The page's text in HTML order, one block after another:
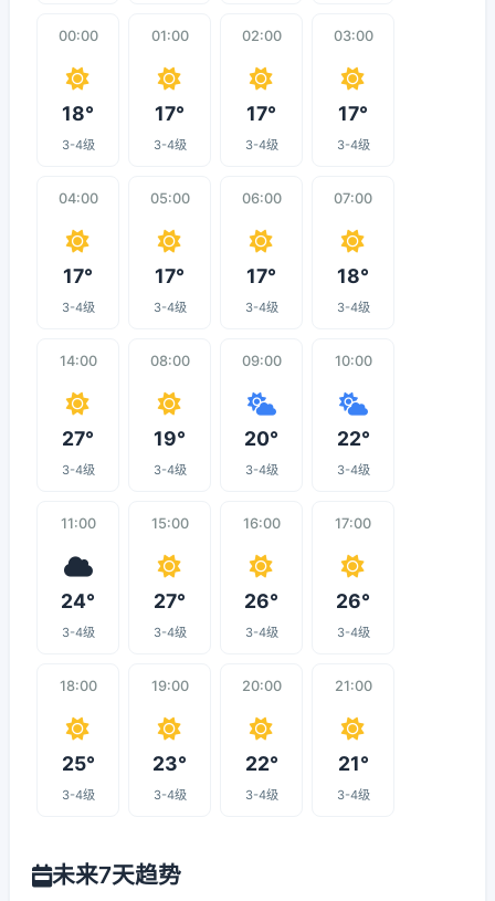
00:00
18°
3-4级
01:00
17°
3-4级
02:00
17°
3-4级
03:00
17°
3-4级
04:00
17°
3-4级
05:00
17°
3-4级
06:00
17°
3-4级
07:00
18°
3-4级
14:00
27°
3-4级
08:00
19°
3-4级
09:00
20°
3-4级
10:00
22°
3-4级
11:00
24°
3-4级
15:00
27°
3-4级
16:00
26°
3-4级
17:00
26°
3-4级
18:00
25°
3-4级
19:00
23°
3-4级
20:00
22°
3-4级
21:00
21°
3-4级
未来7天趋势